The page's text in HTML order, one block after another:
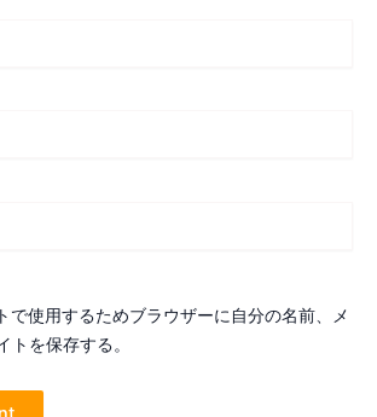
で使用するためブラウザーに自分の名前、メ
トを保存する。